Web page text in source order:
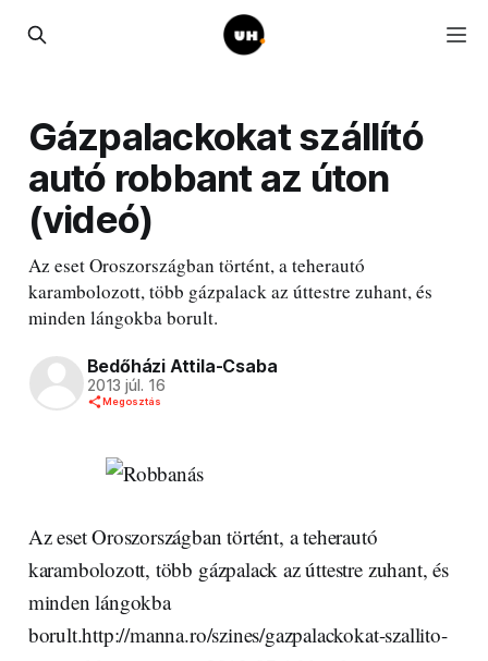
Gázpalackokat szállító
autó robbant az úton
(videó)
Az eset Oroszországban történt, a teherautó
karambolozott, több gázpalack az úttestre zuhant, és
minden lángokba borult.
Bedőházi Attila-Csaba
2013 júl. 16
Megosztás
Az eset Oroszországban történt, a teherautó
karambolozott, több gázpalack az úttestre zuhant, és
minden lángokba
borult.http://manna.ro/szines/gazpalackokat-szallito-